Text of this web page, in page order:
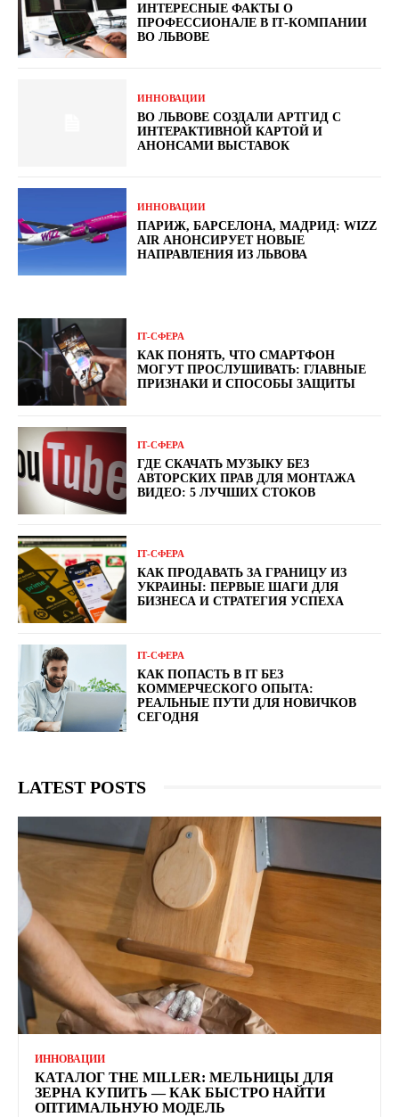
ИНТЕРЕСНЫЕ ФАКТЫ О
ПРОФЕССИОНАЛЕ В ІТ-КОМПАНИИ
ВО ЛЬВОВЕ
ИННОВАЦИИ
ВО ЛЬВОВЕ СОЗДАЛИ АРТГИД С
ИНТЕРАКТИВНОЙ КАРТОЙ И
АНОНСАМИ ВЫСТАВОК
ИННОВАЦИИ
ПАРИЖ, БАРСЕЛОНА, МАДРИД: WIZZ
AIR АНОНСИРУЕТ НОВЫЕ
НАПРАВЛЕНИЯ ИЗ ЛЬВОВА
ІТ-СФЕРА
КАК ПОНЯТЬ, ЧТО СМАРТФОН
МОГУТ ПРОСЛУШИВАТЬ: ГЛАВНЫЕ
ПРИЗНАКИ И СПОСОБЫ ЗАЩИТЫ
ІТ-СФЕРА
ГДЕ СКАЧАТЬ МУЗЫКУ БЕЗ
АВТОРСКИХ ПРАВ ДЛЯ МОНТАЖА
ВИДЕО: 5 ЛУЧШИХ СТОКОВ
ІТ-СФЕРА
КАК ПРОДАВАТЬ ЗА ГРАНИЦУ ИЗ
УКРАИНЫ: ПЕРВЫЕ ШАГИ ДЛЯ
БИЗНЕСА И СТРАТЕГИЯ УСПЕХА
ІТ-СФЕРА
КАК ПОПАСТЬ В IT БЕЗ
КОММЕРЧЕСКОГО ОПЫТА:
РЕАЛЬНЫЕ ПУТИ ДЛЯ НОВИЧКОВ
СЕГОДНЯ
LATEST POSTS
ИННОВАЦИИ
КАТАЛОГ THE MILLER: МЕЛЬНИЦЫ ДЛЯ
ЗЕРНА КУПИТЬ — КАК БЫСТРО НАЙТИ
ОПТИМАЛЬНУЮ МОДЕЛЬ